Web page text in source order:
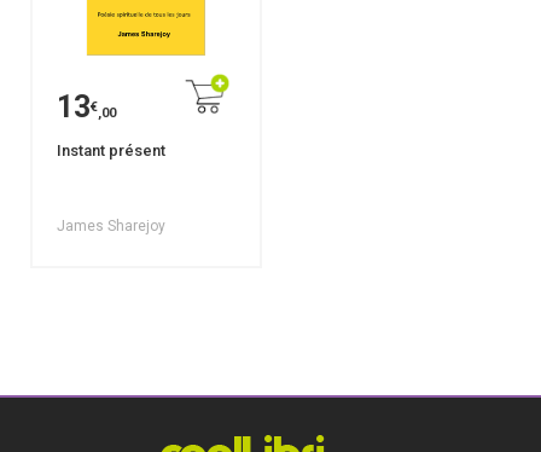
13€,00
Instant présent
James Sharejoy